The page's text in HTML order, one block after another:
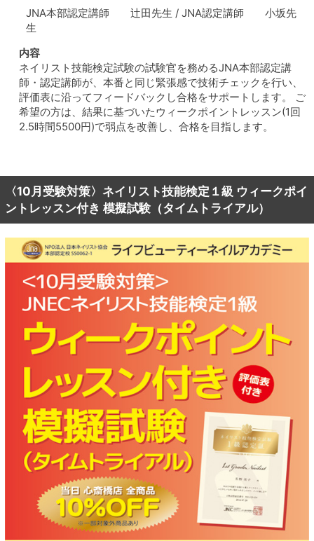
JNA本部認定講師 辻田先生 / JNA認定講師 小坂先
生
内容
ネイリスト技能検定試験の試験官を務めるJNA本部認定講
師・認定講師が、本番と同じ緊張感で技術チェックを行い、
評価表に沿ってフィードバックし合格をサポートします。 ご
希望の方は、結果に基づいたウィークポイントレッスン(1回
2.5時間5500円)で弱点を改善し、合格を目指します。
〈10月受験対策〉ネイリスト技能検定１級 ウィークポイ
ントレッスン付き 模擬試験（タイムトライアル）